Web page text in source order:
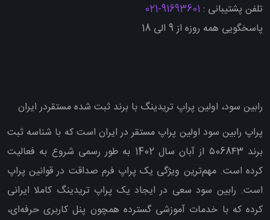
تلفن پشتیبانی :91693601-021
پاسخگویی همه روزه از 9 الی 18
رابین سود، اولین پراپ تریدینگ با برند ثبت شده مستقردر ایران
پراپ رابین سود اولین پراپ مستقر در ایران است که با شناسه ثبت
برند ۵068۴3 از آبان سال 1402 به طور رسمی شروع به فعالیت
کرده است. مهم‌ترین ویژگی یک پراپ فرم صداقت در قوانین پراپ
است. رابین سود سعی در ایجاد یک پراپ تریدینگ کاملا ایرانی
کرده که با خدمات آموزشی گسترده همچون پنل کاربری حرفه‌ای،